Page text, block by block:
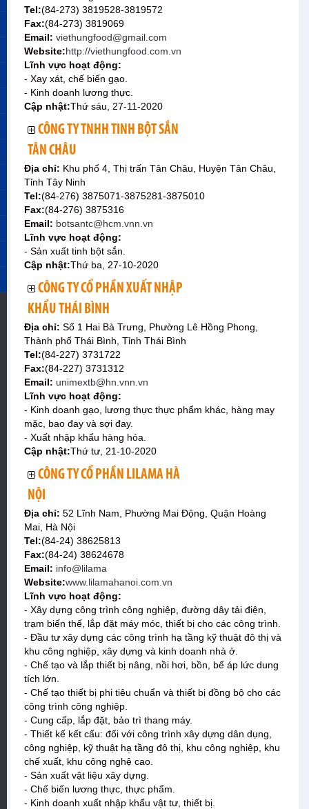
Tel:(84-273) 3819528-3819572
Fax:(84-273) 3819069
Email: viethungfood@gmail.com
Website:http://viethungfood.com.vn
Lĩnh vực hoạt động:
- Xay xát, chế biến gạo.
- Kinh doanh lương thực.
Cập nhật:Thứ sáu, 27-11-2020
CÔNG TY TNHH TINH BỘT SẮN
TÂN CHÂU
Địa chỉ: Khu phố 4, Thị trấn Tân Châu, Huyện Tân Châu,
Tỉnh Tây Ninh
Tel:(84-276) 3875071-3875281-3875010
Fax:(84-276) 3875316
Email: botsantc@hcm.vnn.vn
Lĩnh vực hoạt động:
- Sản xuất tinh bột sắn.
Cập nhật:Thứ ba, 27-10-2020
CÔNG TY CỔ PHẦN XUẤT NHẬP
KHẨU THÁI BÌNH
Địa chỉ: Số 1 Hai Bà Trưng, Phường Lê Hồng Phong,
Thành phố Thái Bình, Tỉnh Thái Bình
Tel:(84-227) 3731722
Fax:(84-227) 3731312
Email: unimextb@hn.vnn.vn
Lĩnh vực hoạt động:
- Kinh doanh gạo, lương thực thực phẩm khác, hàng may
mặc, bao đay và sợi đay.
- Xuất nhập khẩu hàng hóa.
Cập nhật:Thứ tư, 21-10-2020
CÔNG TY CỔ PHẦN LILAMA HÀ
NỘI
Địa chỉ: 52 Lĩnh Nam, Phường Mai Động, Quận Hoàng
Mai, Hà Nội
Tel:(84-24) 38625813
Fax:(84-24) 38624678
Email: info@lilama
Website:www.lilamahanoi.com.vn
Lĩnh vực hoạt động:
- Xây dựng công trình công nghiệp, đường dây tải điện,
trạm biến thế, lắp đặt máy móc, thiết bị cho các công trình.
- Đầu tư xây dựng các công trình hạ tầng kỹ thuật đô thị và
khu công nghiệp, xây dựng và kinh doanh nhà ở.
- Chế tạo và lắp thiết bị nâng, nồi hơi, bồn, bể áp lức dung
tích lớn.
- Chế tạo thiết bị phi tiêu chuẩn và thiết bị đồng bộ cho các
công trình công nghiệp.
- Cung cấp, lắp đặt, bảo trì thang máy.
- Thiết kế kết cấu: đối với công trình xây dựng dân dụng,
công nghiệp, kỹ thuật hạ tầng đô thị, khu công nghiệp, khu
chế xuất, khu công nghệ cao.
- Sản xuất vật liệu xây dựng.
- Chế biến lương thực, thực phẩm.
- Kinh doanh xuất nhập khẩu vật tư, thiết bị.